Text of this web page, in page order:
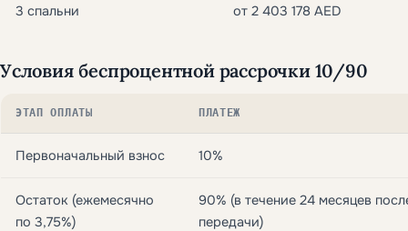
3 спальни от 2 403 178 AED
Условия беспроцентной рассрочки 10/90
ЭТАП ОПЛАТЫ ПЛАТЕЖ
Первоначальный взнос 10%
Остаток (ежемесячно
по 3,75%)
90% (в течение 24 месяцев
передачи)